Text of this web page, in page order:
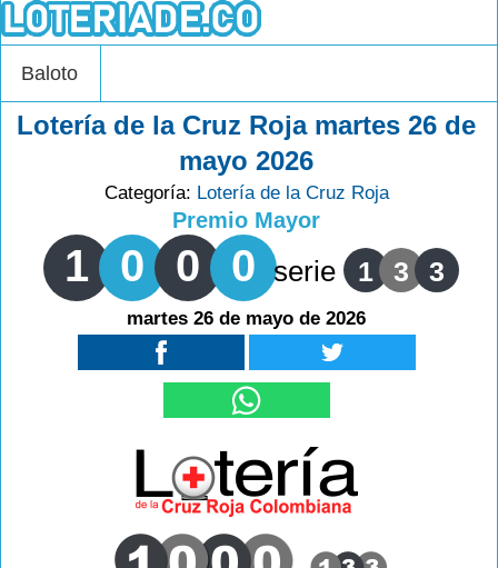
Baloto
Lotería de la Cruz Roja martes 26 de
mayo 2026
Categoría: Lotería de la Cruz Roja
Premio Mayor
1 0 0 0 serie 1 3 3
martes 26 de mayo de 2026